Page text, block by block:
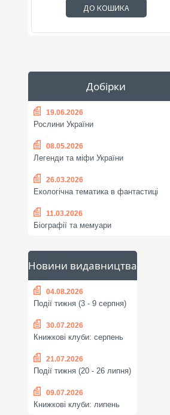
ДО КОШИКА
Добірки
19.06.2026
Рослини України
08.05.2026
Легенди та міфи України
26.03.2026
Екологічна тематика в фантастиці
11.03.2026
Біографії та мемуари
Новини видавництва
04.08.2026
Події тижня (3 - 9 серпня)
30.07.2026
Книжкові клуби: серпень
21.07.2026
Події тижня (20 - 26 липня)
09.07.2026
Книжкові клуби: липень